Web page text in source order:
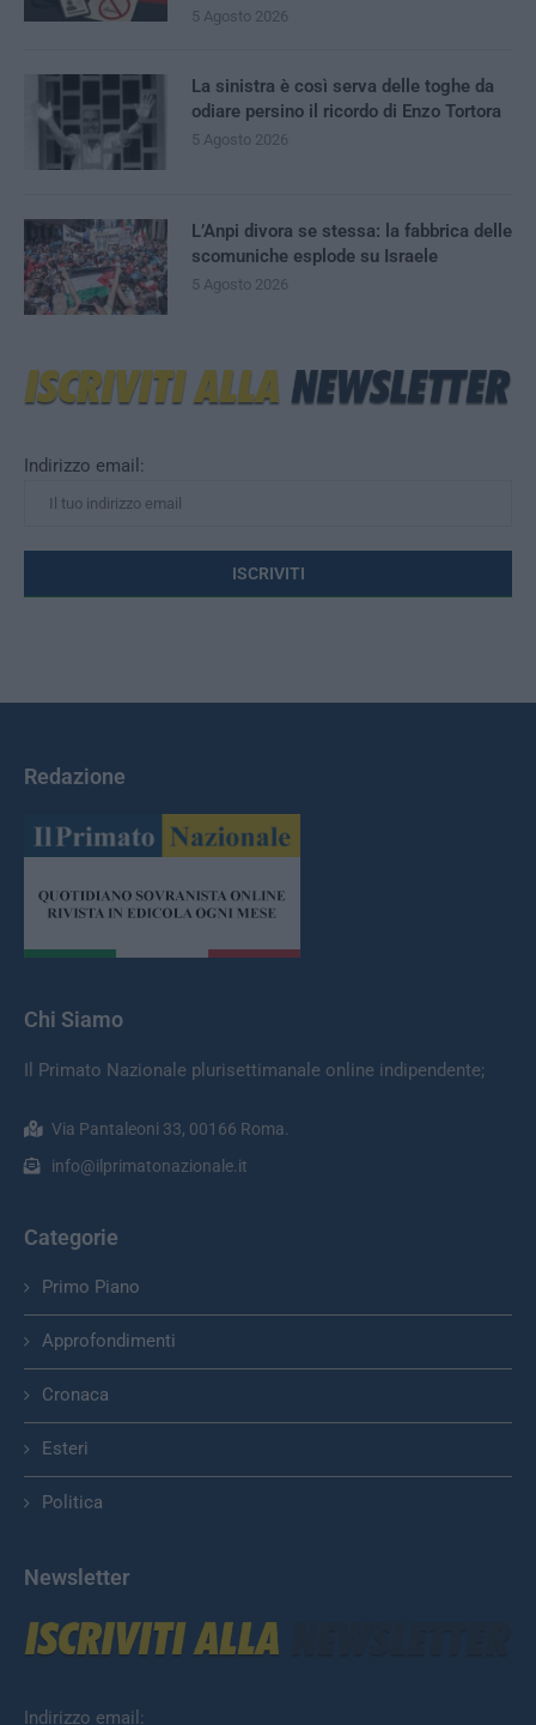
Indirizzo email:
5 Agosto 2026
La sinistra è così serva delle toghe da
odiare persino il ricordo di Enzo Tortora
5 Agosto 2026
L’Anpi divora se stessa: la fabbrica delle
scomuniche esplode su Israele
5 Agosto 2026
Redazione
Chi Siamo
Il Primato Nazionale plurisettimanale online indipendente;
Via Pantaleoni 33, 00166 Roma.
info@ilprimatonazionale.it
Categorie
Primo Piano
Approfondimenti
Cronaca
Esteri
Politica
Newsletter
Indirizzo email: